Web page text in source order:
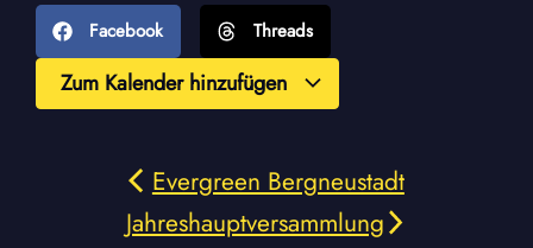
Facebook Threads
Zum Kalender hinzufügen
Evergreen Bergneustadt
Jahreshauptversammlung